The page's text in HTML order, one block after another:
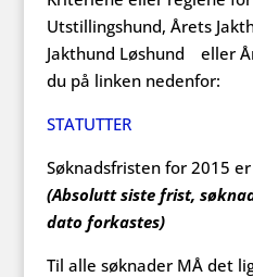
Utstillingshund, Årets
Jakthund Løshund eller
du på linken nedenfor:
STATUTTER
Søknadsfristen for 2015
(Absolutt siste frist,
dato forkastes)
Til alle søknader MÅ det